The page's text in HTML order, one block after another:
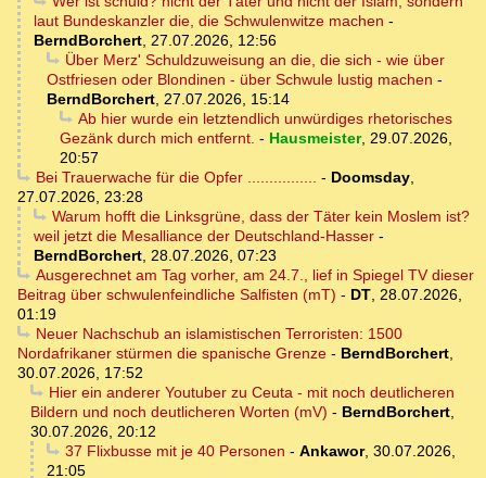
laut Bundeskanzler die, die Schwulenwitze machen -
BerndBorchert, 27.07.2026, 12:56
Über Merz' Schuldzuweisung an die, die sich - wie über
Ostfriesen oder Blondinen - über Schwule lustig machen -
BerndBorchert, 27.07.2026, 15:14
Ab hier wurde ein letztendlich unwürdiges rhetorisches
Gezänk durch mich entfernt. - Hausmeister, 29.07.2026,
20:57
Bei Trauerwache für die Opfer ................ - Doomsday,
27.07.2026, 23:28
Warum hofft die Linksgrüne, dass der Täter kein Moslem ist?
weil jetzt die Mesalliance der Deutschland-Hasser -
BerndBorchert, 28.07.2026, 07:23
Ausgerechnet am Tag vorher, am 24.7., lief in Spiegel TV dieser
Beitrag über schwulenfeindliche Salfisten (mT) - DT, 28.07.2026,
01:19
Neuer Nachschub an islamistischen Terroristen: 1500
Nordafrikaner stürmen die spanische Grenze - BerndBorchert,
30.07.2026, 17:52
Hier ein anderer Youtuber zu Ceuta - mit noch deutlicheren
Bildern und noch deutlicheren Worten (mV) - BerndBorchert,
30.07.2026, 20:12
37 Flixbusse mit je 40 Personen - Ankawor, 30.07.2026,
21:05